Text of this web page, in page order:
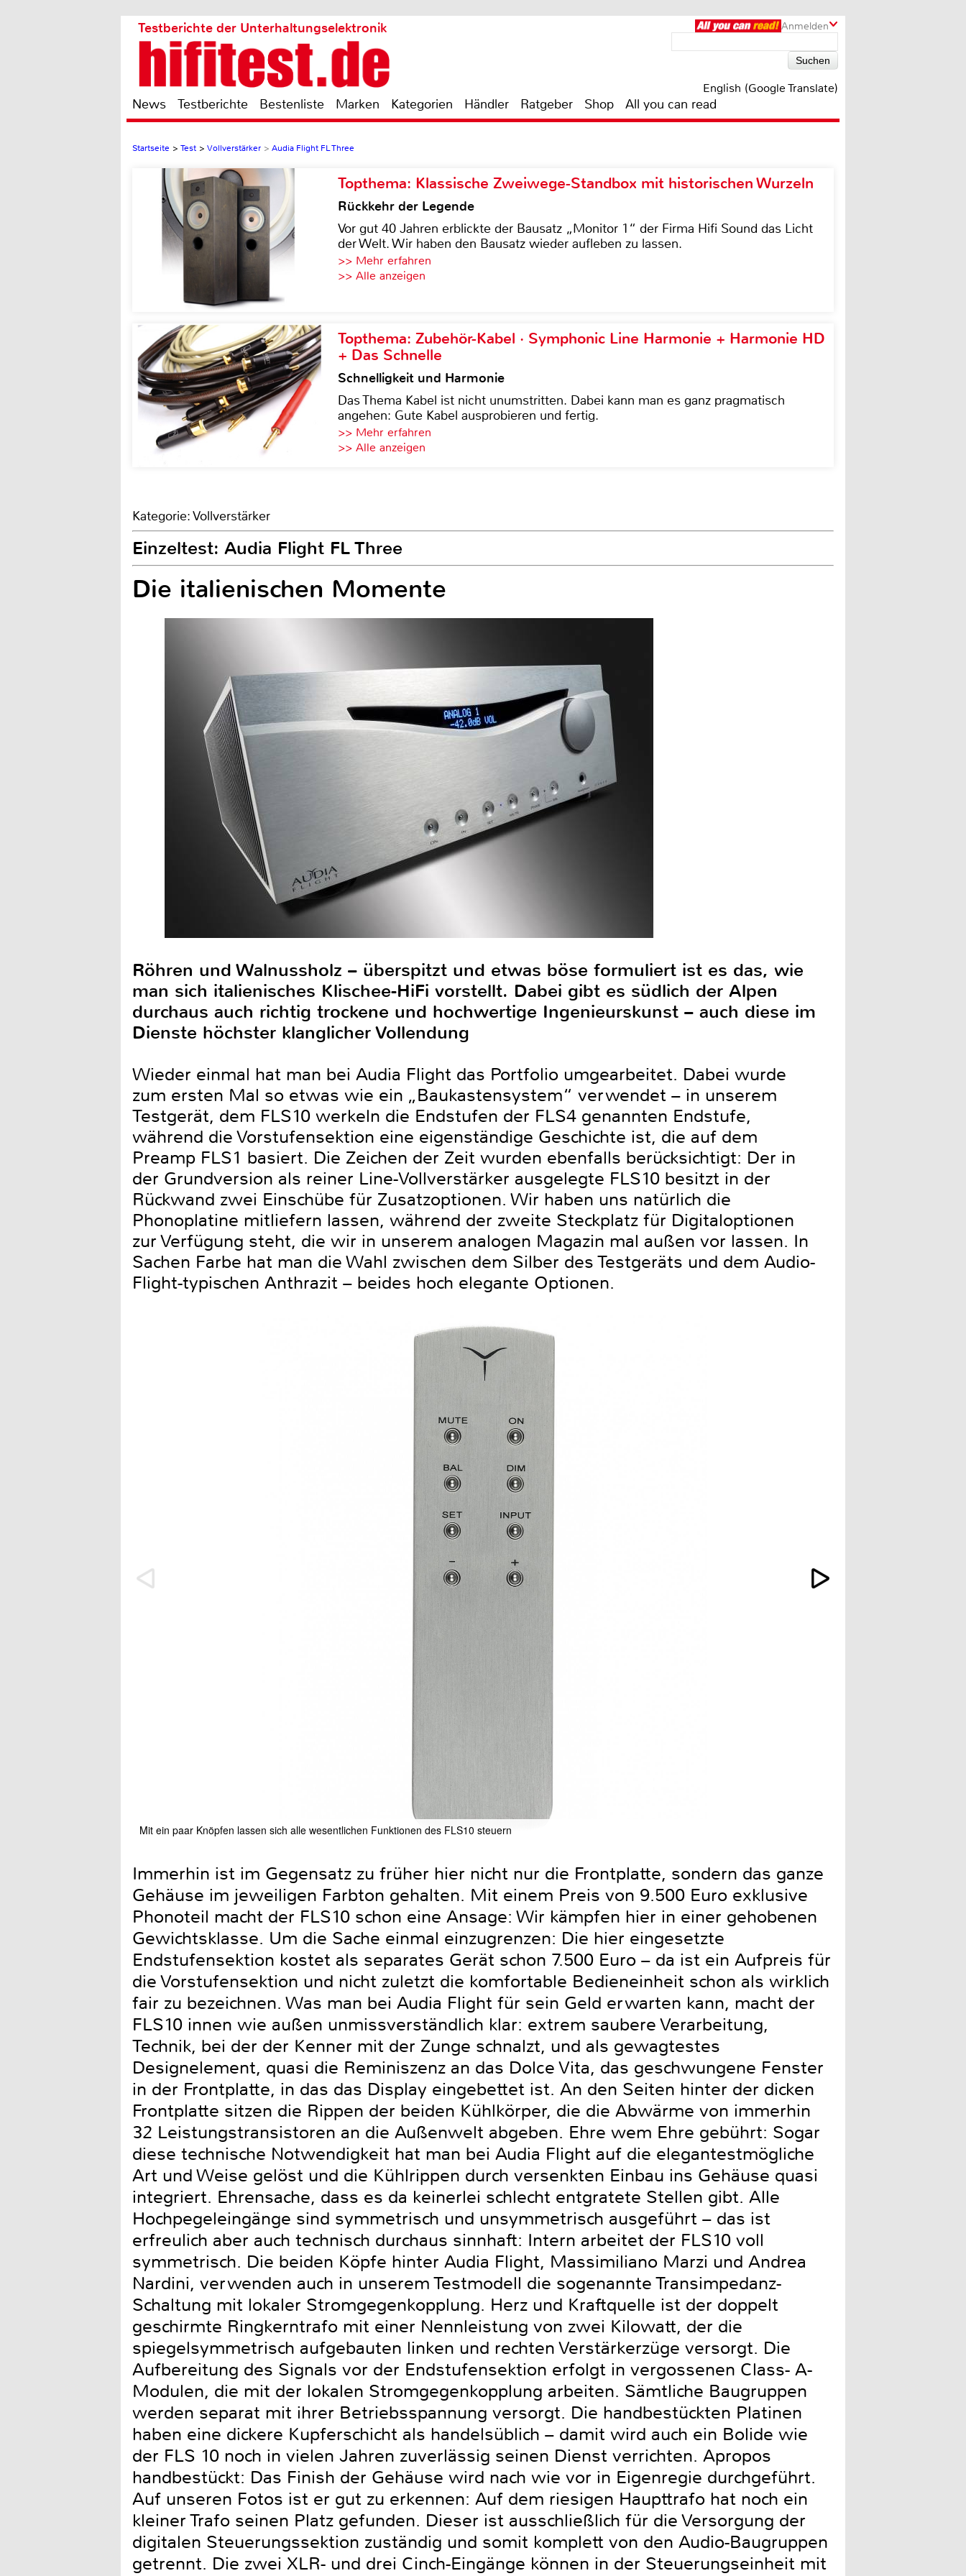
Anmelden
Testberichte der Unterhaltungselektronik
English (Google Translate)
News Testberichte Bestenliste Marken Kategorien Händler Ratgeber Shop All you can read
Startseite > Test > Vollverstärker > Audia Flight FL Three
Topthema: Klassische Zweiwege-Standbox mit historischen Wurzeln
Rückkehr der Legende
Vor gut 40 Jahren erblickte der Bausatz „Monitor 1“ der Firma Hifi Sound das Licht
der Welt. Wir haben den Bausatz wieder aufleben zu lassen.
>> Mehr erfahren
>> Alle anzeigen
Topthema: Zubehör-Kabel · Symphonic Line Harmonie + Harmonie HD
+ Das Schnelle
Schnelligkeit und Harmonie
Das Thema Kabel ist nicht unumstritten. Dabei kann man es ganz pragmatisch
angehen: Gute Kabel ausprobieren und fertig.
>> Mehr erfahren
>> Alle anzeigen
Kategorie: Vollverstärker
Einzeltest: Audia Flight FL Three
Die italienischen Momente
Röhren und Walnussholz – überspitzt und etwas böse formuliert ist es das, wie
man sich italienisches Klischee-HiFi vorstellt. Dabei gibt es südlich der Alpen
durchaus auch richtig trockene und hochwertige Ingenieurskunst – auch diese im
Dienste höchster klanglicher Vollendung
Wieder einmal hat man bei Audia Flight das Portfolio umgearbeitet. Dabei wurde
zum ersten Mal so etwas wie ein „Baukastensystem“ verwendet – in unserem
Testgerät, dem FLS10 werkeln die Endstufen der FLS4 genannten Endstufe,
während die Vorstufensektion eine eigenständige Geschichte ist, die auf dem
Preamp FLS1 basiert. Die Zeichen der Zeit wurden ebenfalls berücksichtigt: Der in
der Grundversion als reiner Line-Vollverstärker ausgelegte FLS10 besitzt in der
Rückwand zwei Einschübe für Zusatzoptionen. Wir haben uns natürlich die
Phonoplatine mitliefern lassen, während der zweite Steckplatz für Digitaloptionen
zur Verfügung steht, die wir in unserem analogen Magazin mal außen vor lassen. In
Sachen Farbe hat man die Wahl zwischen dem Silber des Testgeräts und dem Audio-
Flight-typischen Anthrazit – beides hoch elegante Optionen.
Mit ein paar Knöpfen lassen sich alle wesentlichen Funktionen des FLS10 steuern
Immerhin ist im Gegensatz zu früher hier nicht nur die Frontplatte, sondern das ganze
Gehäuse im jeweiligen Farbton gehalten. Mit einem Preis von 9.500 Euro exklusive
Phonoteil macht der FLS10 schon eine Ansage: Wir kämpfen hier in einer gehobenen
Gewichtsklasse. Um die Sache einmal einzugrenzen: Die hier eingesetzte
Endstufensektion kostet als separates Gerät schon 7.500 Euro – da ist ein Aufpreis für
die Vorstufensektion und nicht zuletzt die komfortable Bedieneinheit schon als wirklich
fair zu bezeichnen. Was man bei Audia Flight für sein Geld erwarten kann, macht der
FLS10 innen wie außen unmissverständlich klar: extrem saubere Verarbeitung,
Technik, bei der der Kenner mit der Zunge schnalzt, und als gewagtestes
Designelement, quasi die Reminiszenz an das Dolce Vita, das geschwungene Fenster
in der Frontplatte, in das das Display eingebettet ist. An den Seiten hinter der dicken
Frontplatte sitzen die Rippen der beiden Kühlkörper, die die Abwärme von immerhin
32 Leistungstransistoren an die Außenwelt abgeben. Ehre wem Ehre gebührt: Sogar
diese technische Notwendigkeit hat man bei Audia Flight auf die elegantestmögliche
Art und Weise gelöst und die Kühlrippen durch versenkten Einbau ins Gehäuse quasi
integriert. Ehrensache, dass es da keinerlei schlecht entgratete Stellen gibt. Alle
Hochpegeleingänge sind symmetrisch und unsymmetrisch ausgeführt – das ist
erfreulich aber auch technisch durchaus sinnhaft: Intern arbeitet der FLS10 voll
symmetrisch. Die beiden Köpfe hinter Audia Flight, Massimiliano Marzi und Andrea
Nardini, verwenden auch in unserem Testmodell die sogenannte Transimpedanz-
Schaltung mit lokaler Stromgegenkopplung. Herz und Kraftquelle ist der doppelt
geschirmte Ringkerntrafo mit einer Nennleistung von zwei Kilowatt, der die
spiegelsymmetrisch aufgebauten linken und rechten Verstärkerzüge versorgt. Die
Aufbereitung des Signals vor der Endstufensektion erfolgt in vergossenen Class- A-
Modulen, die mit der lokalen Stromgegenkopplung arbeiten. Sämtliche Baugruppen
werden separat mit ihrer Betriebsspannung versorgt. Die handbestückten Platinen
haben eine dickere Kupferschicht als handelsüblich – damit wird auch ein Bolide wie
der FLS 10 noch in vielen Jahren zuverlässig seinen Dienst verrichten. Apropos
handbestückt: Das Finish der Gehäuse wird nach wie vor in Eigenregie durchgeführt.
Auf unseren Fotos ist er gut zu erkennen: Auf dem riesigen Haupttrafo hat noch ein
kleiner Trafo seinen Platz gefunden. Dieser ist ausschließlich für die Versorgung der
digitalen Steuerungssektion zuständig und somit komplett von den Audio-Baugruppen
getrennt. Die zwei XLR- und drei Cinch-Eingänge können in der Steuerungseinheit mit